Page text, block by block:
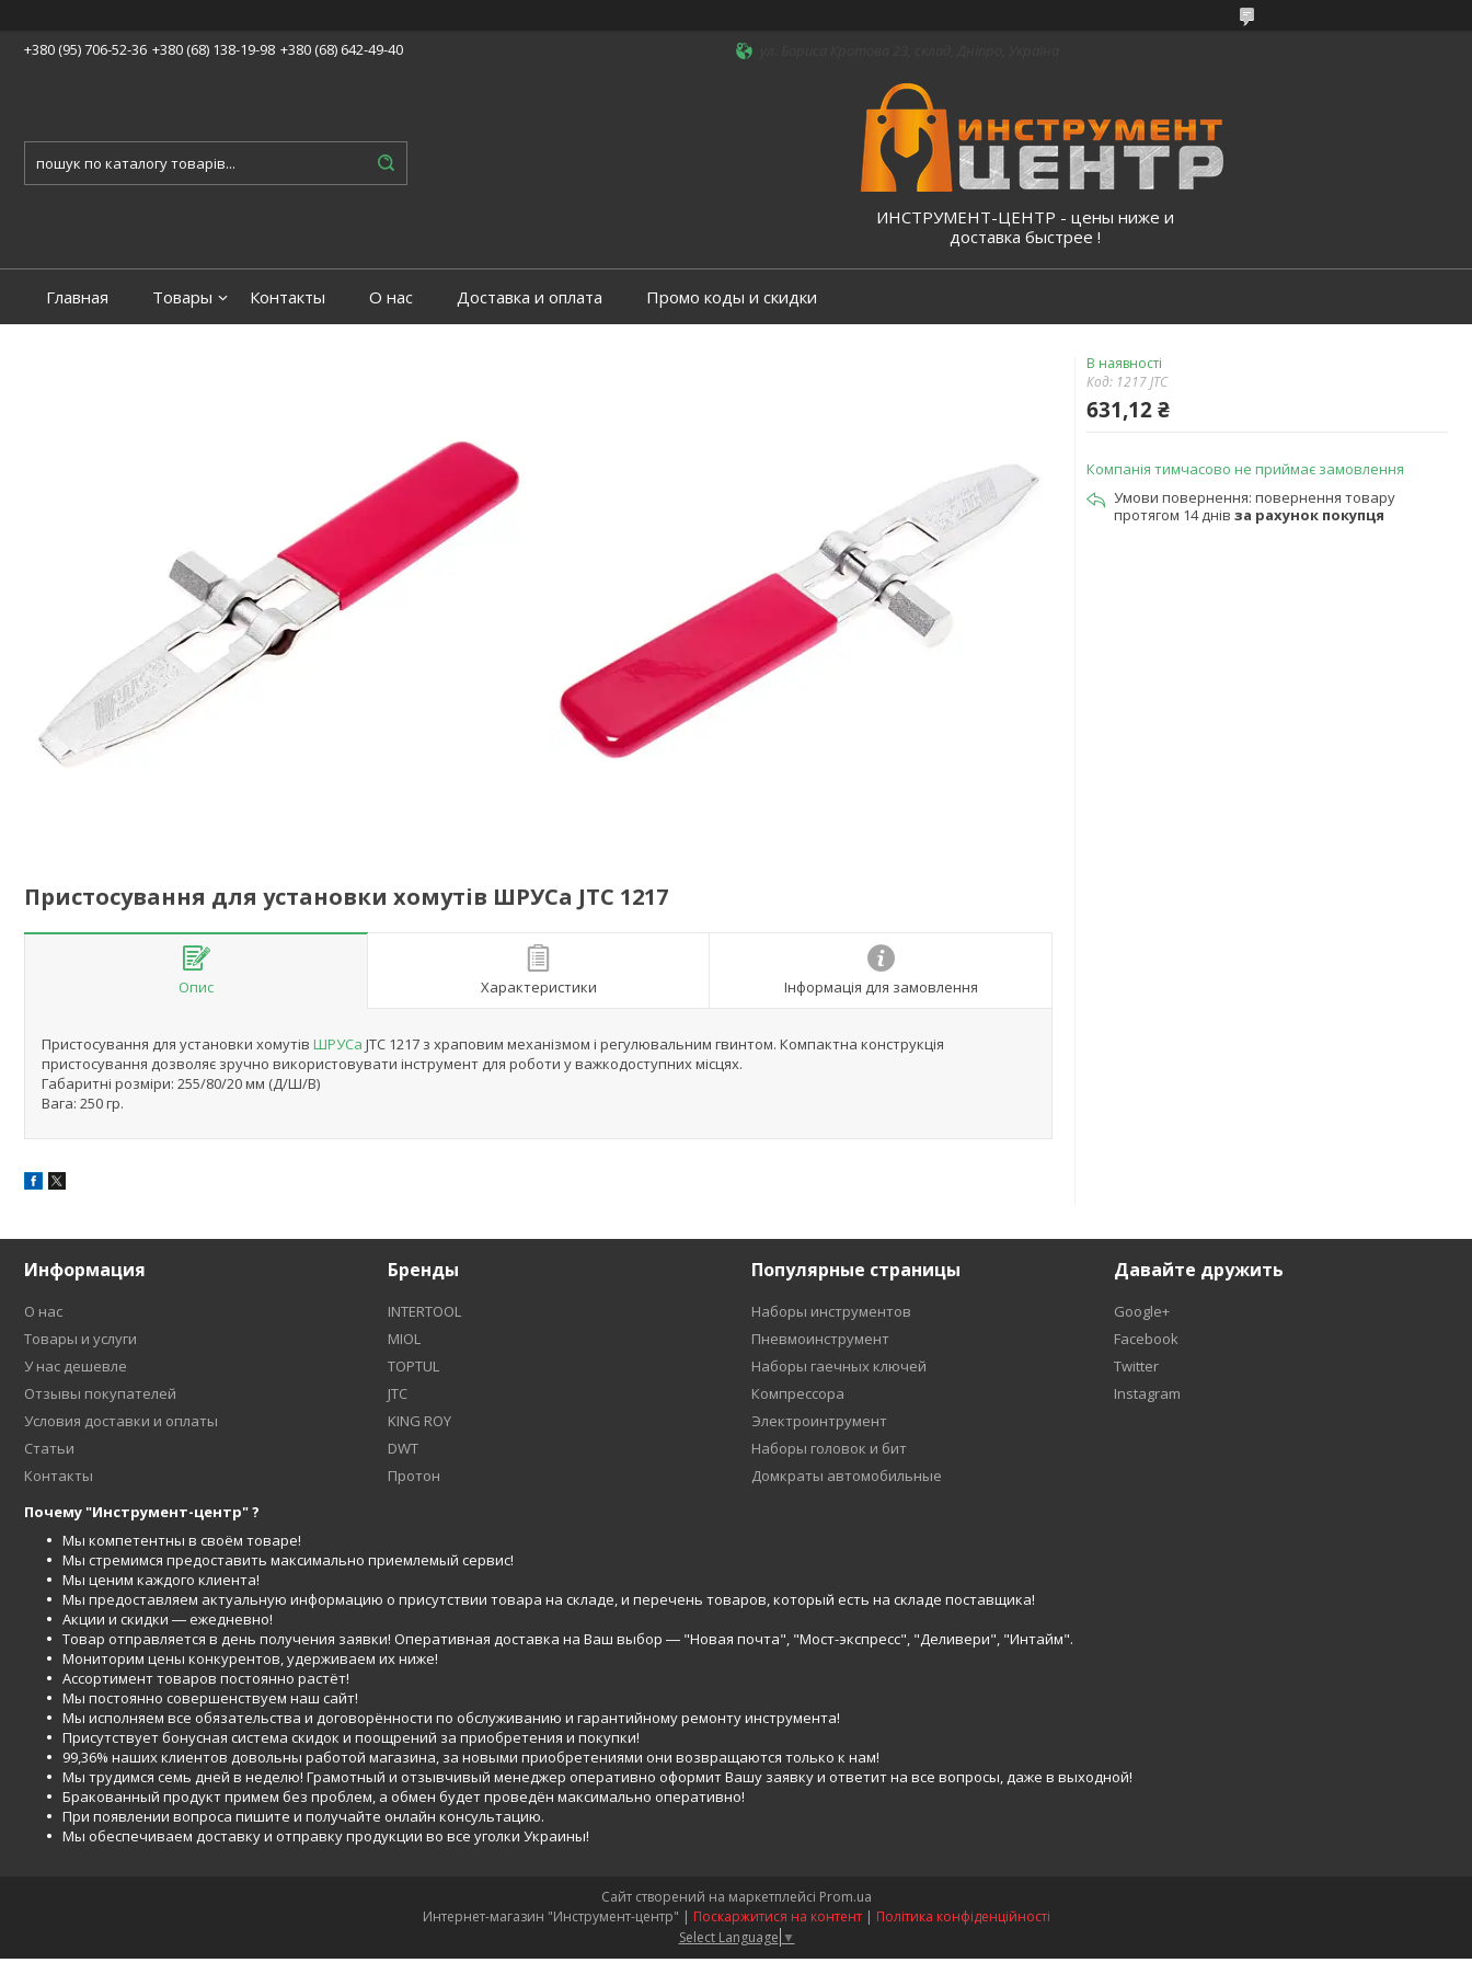
+380 (95) 706-52-36 +380 (68) 138-19-98 +380 (68) 642-49-40
ИНСТРУМЕНТ-ЦЕНТР - цены ниже и
доставка быстрее !
Главная Товары Контакты О нас Доставка и оплата Промо коды и скидки
Пристосування для установки хомутів ШРУСа JTC 1217
Опис Характеристики Інформація для замовлення
Пристосування для установки хомутів ШРУСа JTC 1217 з храповим механізмом і регулювальним гвинтом. Компактна конструкція
пристосування дозволяє зручно використовувати інструмент для роботи у важкодоступних місцях.
Габаритні розміри: 255/80/20 мм (Д/Ш/В)
Вага: 250 гр.
В наявності
Код: 1217 JTC
631,12 ₴
Компанія тимчасово не приймає замовлення
повернення товару
протягом 14 днів за рахунок покупця
Информация
О нас
Товары и услуги
У нас дешевле
Отзывы покупателей
Условия доставки и оплаты
Статьи
Контакты
Бренды
INTERTOOL
MIOL
TOPTUL
JTC
KING ROY
DWT
Протон
Популярные страницы
Наборы инструментов
Пневмоинструмент
Наборы гаечных ключей
Компрессора
Электроинтрумент
Наборы головок и бит
Домкраты автомобильные
Давайте дружить
Google+
Facebook
Twitter
Instagram
Почему "Инструмент-центр" ?
Мы компетентны в своём товаре!
Мы стремимся предоставить максимально приемлемый сервис!
Мы ценим каждого клиента!
Мы предоставляем актуальную информацию о присутствии товара на складе, и перечень товаров, который есть на складе поставщика!
Акции и скидки ― ежедневно!
Товар отправляется в день получения заявки! Оперативная доставка на Ваш выбор ― "Новая почта", "Мост-экспресс", "Деливери", "Интайм".
Мониторим цены конкурентов, удерживаем их ниже!
Ассортимент товаров постоянно растёт!
Мы постоянно совершенствуем наш сайт!
Мы исполняем все обязательства и договорённости по обслуживанию и гарантийному ремонту инструмента!
Присутствует бонусная система скидок и поощрений за приобретения и покупки!
99,36% наших клиентов довольны работой магазина, за новыми приобретениями они возвращаются только к нам!
Мы трудимся семь дней в неделю! Грамотный и отзывчивый менеджер оперативно оформит Вашу заявку и ответит на все вопросы, даже в выходной!
Бракованный продукт примем без проблем, а обмен будет проведён максимально оперативно!
При появлении вопроса пишите и получайте онлайн консультацию.
Мы обеспечиваем доставку и отправку продукции во все уголки Украины!
Сайт створений на маркетплейсі Prom.ua
Интернет-магазин "Инструмент-центр" | Поскаржитися на контент | Політика конфіденційності
Select Language ▼